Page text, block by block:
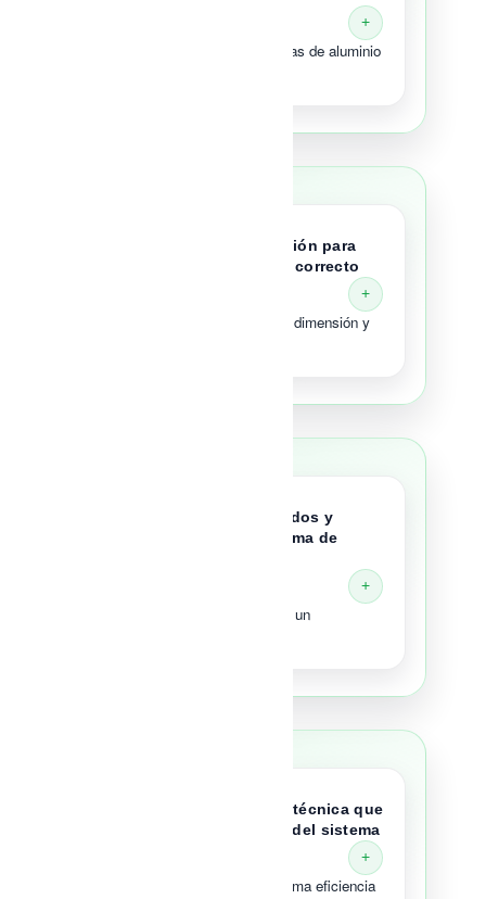
La base estructural de ventanas de aluminio
Realizar cortes de precisión para
garantizar el ensamblaje correcto
Exactitud milimétrica en cada dimensión y
Utilizar herrajes certificados y
compatibles con el sistema de
Componentes de calidad para un
Realizar una instalación técnica que
garantice el desempeño del sistema
Montaje profesional para máxima eficiencia